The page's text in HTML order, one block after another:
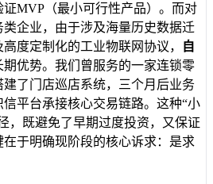
MVP（最小可行性产品）。而对
企业，由于涉及海量历史数据迁
度定制化的工业物联网协议，
自
优势。我们曾服务的一家连锁零
了门店巡店系统，三个月后业务
平台承接核心交易链路。这种“小
，既避免了早期过度投资，又保证
于明确现阶段的核心诉求：是求